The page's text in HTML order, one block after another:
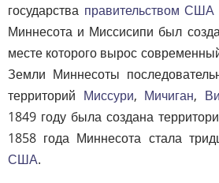
государства правительством США
Миннесота и Миссисипи был
месте которого вырос
Земли Миннесоты
территорий Миссури, Мичиган,
1849 году была создана
1858 года Миннесота стала
США.